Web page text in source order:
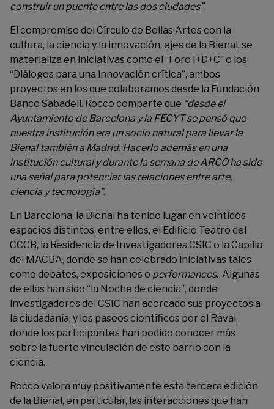
construir un puente entre las dos ciudades”.
El compromiso del Círculo de Bellas Artes con la
cultura, la ciencia y la innovación, ejes de la Bienal, se
materializa en iniciativas como el “Foro I+D+C” o los
“Diálogos para una innovación crítica”, ambos
proyectos en los que colaboramos desde la Fundación
Banco Sabadell. Rocco comparte que “desde el
Ayuntamiento de Barcelona y la FECYT se pensó que
nuestra institución era un socio natural para llevar la
Bienal también a Madrid. Hacerlo además en una
institución cultural y durante la semana de ARCO ha sido
una señal para potenciar las relaciones entre arte,
ciencia y tecnología”.
En Barcelona, ​​la Bienal ha tenido lugar en veintidós
espacios distintos, entre ellos, el Edificio Teatro del
CCCB, la Residencia de Investigadores CSIC o la Capilla
del MACBA, donde se han celebrado iniciativas tales
como debates, exposiciones o performances. Algunas
de ellas han sido “la Noche de ciencia”, donde
investigadores del CSIC han acercado sus proyectos a
la ciudadanía, y los paseos científicos por el Raval,
donde los participantes han podido conocer más
sobre la fuerte vinculación de este barrio con la
ciencia.
Rocco valora muy positivamente esta tercera edición
de la Bienal, en particular, las interacciones que han